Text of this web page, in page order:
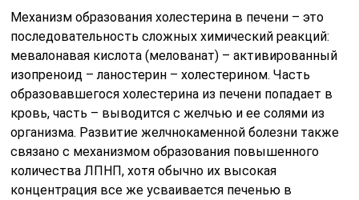
Механизм образования холестерина в печени – это
последовательность сложных химический реакций:
мевалонавая кислота (мелованат) – активированный
изопреноид – ланостерин – холестерином. Часть
образовавшегося холестерина из печени попадает в
кровь, часть – выводится с желчью и ее солями из
организма. Развитие желчнокаменной болезни также
связано с механизмом образования повышенного
количества ЛПНП, хотя обычно их высокая
концентрация все же усваивается печенью в